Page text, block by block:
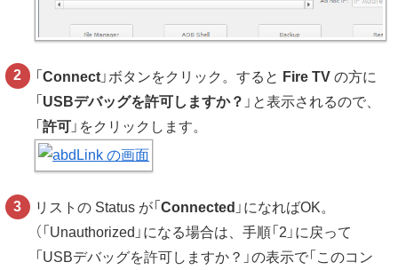
「Connect 」ボタンをクリック。すると Fire TV の方に
「 USBデバッグを許可しますか？ 」と表示されるので、
「許可 」をクリックします。
リストの Status が「Connected 」になればOK。
（「Unauthorized」になる場合は、手順「2」に戻って
「USBデバッグを許可しますか？」の表示で「このコン